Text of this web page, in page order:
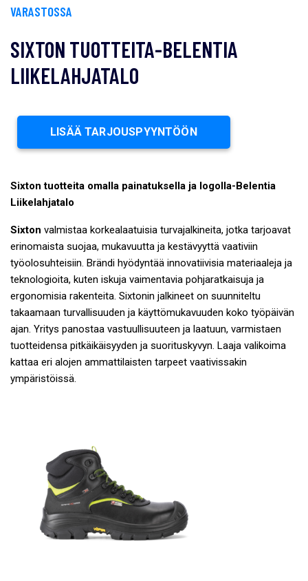
VARASTOSSA
SIXTON TUOTTEITA-BELENTIA
LIIKELAHJATALO
Sixton tuotteita omalla painatuksella ja logolla-Belentia
Liikelahjatalo
Sixton valmistaa korkealaatuisia turvajalkineita, jotka tarjoavat
erinomaista suojaa, mukavuutta ja kestävyyttä vaativiin
työolosuhteisiin. Brändi hyödyntää innovatiivisia materiaaleja ja
teknologioita, kuten iskuja vaimentavia pohjaratkaisuja ja
ergonomisia rakenteita. Sixtonin jalkineet on suunniteltu
takaamaan turvallisuuden ja käyttömukavuuden koko työpäivän
ajan. Yritys panostaa vastuullisuuteen ja laatuun, varmistaen
tuotteidensa pitkäikäisyyden ja suorituskyvyn. Laaja valikoima
kattaa eri alojen ammattilaisten tarpeet vaativissakin
ympäristöissä.
LISÄÄ TARJOUSPYYNTÖÖN